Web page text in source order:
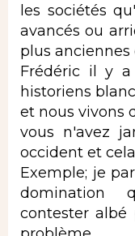
les sociétés
avancés ou
plus anciennes
Frédéric il y
historiens
et nous vivons
vous n'avez
occident et
Exemple; je
domination
contester albé